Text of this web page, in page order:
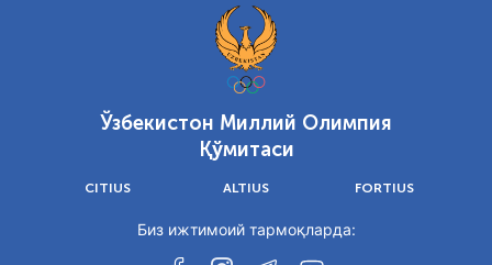
Ўзбекистон Миллий Олимпия
Қўмитаси
CITIUS ALTIUS FORTIUS
Биз ижтимоий тармоқларда: